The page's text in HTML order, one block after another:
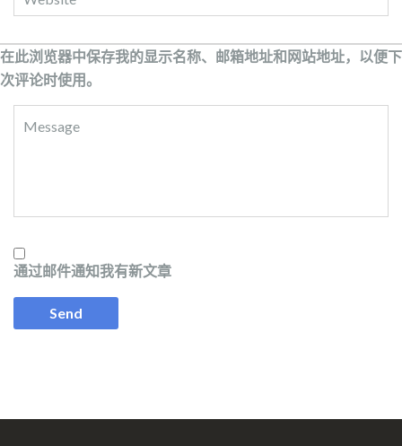
在此浏览器中保存我的显示名称、邮箱地址和网站地址，以便下
次评论时使用。
通过邮件通知我有新文章